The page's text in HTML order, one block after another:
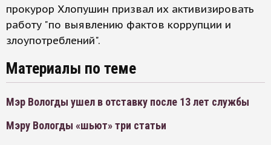
прокурор Хлопушин призвал их активизировать
работу "по выявлению фактов коррупции и
злоупотреблений".
Материалы по теме
Мэр Вологды ушел в отставку после 13 лет службы
Мэру Вологды «шьют» три статьи